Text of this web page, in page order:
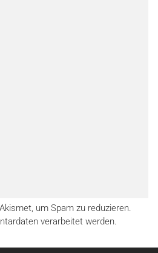
um Spam zu reduzieren.
verarbeitet werden.